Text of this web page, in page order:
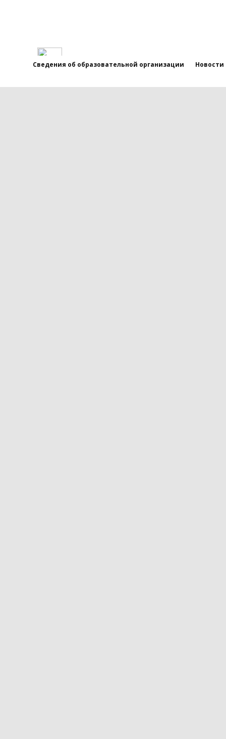
Сведения об образовательной организации Новости